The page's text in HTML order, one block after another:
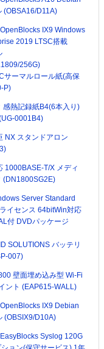
(OBSA16/D11A)
IX9 Windows
2019 LTSC搭載
256G)
サーマルロール紙(高保
P)
感熱記録紙B4(6本入り)
0001B4)
NX スタンドアロン
1000BASE-T/X メディ
(DN1800SG2E)
Server Standard
イセンス 64bitWin対応
付 DVDパッケージ
SOLUTIONS バッテリ
007)
壁面埋め込み型 Wi-Fi
ント (EAP615-WALL)
IX9 Debian
(OBSIX9/D10A)
Syslog 120G